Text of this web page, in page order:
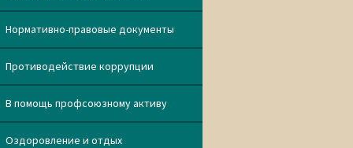
Нормативно-правовые документы
Противодействие коррупции
В помощь профсоюзному активу
Оздоровление и отдых